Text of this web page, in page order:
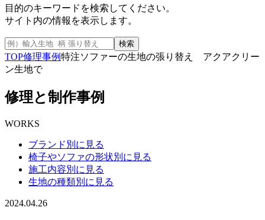
目的のキーワードを検索してください。
サイト内の情報を表示します。
検索
TOP修理事例特注ソファーの生地の張り替え アクアクリー
ン生地で
修理と制作事例
WORKS
ブランド別に見る
椅子やソファの形状別に見る
施工内容別に見る
生地の種類別に見る
2024.04.26